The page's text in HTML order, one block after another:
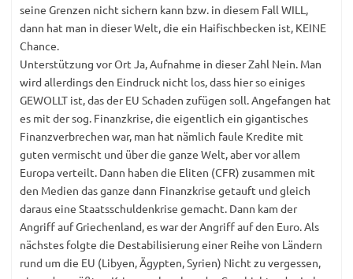
seine Grenzen nicht sichern kann bzw. in diesem Fall WILL,
dann hat man in dieser Welt, die ein Haifischbecken ist, KEINE
Chance.
Unterstützung vor Ort Ja, Aufnahme in dieser Zahl Nein. Man
wird allerdings den Eindruck nicht los, dass hier so einiges
GEWOLLT ist, das der EU Schaden zufügen soll. Angefangen hat
es mit der sog. Finanzkrise, die eigentlich ein gigantisches
Finanzverbrechen war, man hat nämlich faule Kredite mit
guten vermischt und über die ganze Welt, aber vor allem
Europa verteilt. Dann haben die Eliten (CFR) zusammen mit
den Medien das ganze dann Finanzkrise getauft und gleich
daraus eine Staatsschuldenkrise gemacht. Dann kam der
Angriff auf Griechenland, es war der Angriff auf den Euro. Als
nächstes folgte die Destabilisierung einer Reihe von Ländern
rund um die EU (Libyen, Ägypten, Syrien) Nicht zu vergessen,